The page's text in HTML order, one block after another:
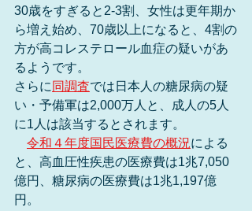
30歳をすぎると2-3割、女性は更年期か
ら増え始め、70歳以上になると、4割の
方が高コレステロール血症の疑いがあ
るようです。
さらに 同調査では日本人の糖尿病の疑
い・予備軍は2,000万人と、成人の5人
に1人は該当するとされます。
令和４年度国民医療費の概況による
と、高血圧性疾患の医療費は1兆7,050
億円、糖尿病の医療費は1兆1,197億
円。